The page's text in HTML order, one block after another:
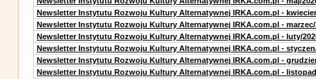
Newsletter Instytutu Rozwoju Kultury Alternatywnej IRKA.com.pl -
Newsletter Instytutu Rozwoju Kultury Alternatywnej IRKA.com.pl - marzec/
Newsletter Instytutu Rozwoju Kultury Alternatywnej IRKA.com.pl - luty/
Newsletter Instytutu Rozwoju Kultury Alternatywnej IRKA.com.pl -
Newsletter Instytutu Rozwoju Kultury Alternatywnej IRKA.com.pl -
Newsletter Instytutu Rozwoju Kultury Alternatywnej IRKA.com.pl -